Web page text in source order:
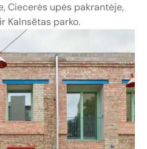
Ciecerės upės pakrantėje,
Kalnsētas parko.